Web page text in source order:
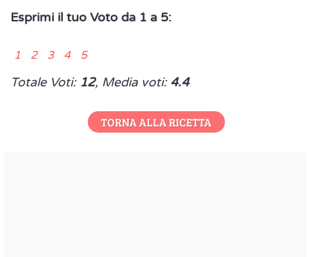
Esprimi il tuo Voto da 1 a 5:
1 2 3 4 5
Totale Voti: 12, Media voti: 4.4
TORNA ALLA RICETTA